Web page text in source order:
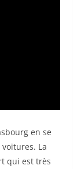
en se
La
qui est très